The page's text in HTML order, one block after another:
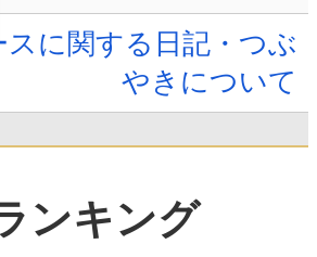
スに関する日記・つぶ
やきについて
ンキング